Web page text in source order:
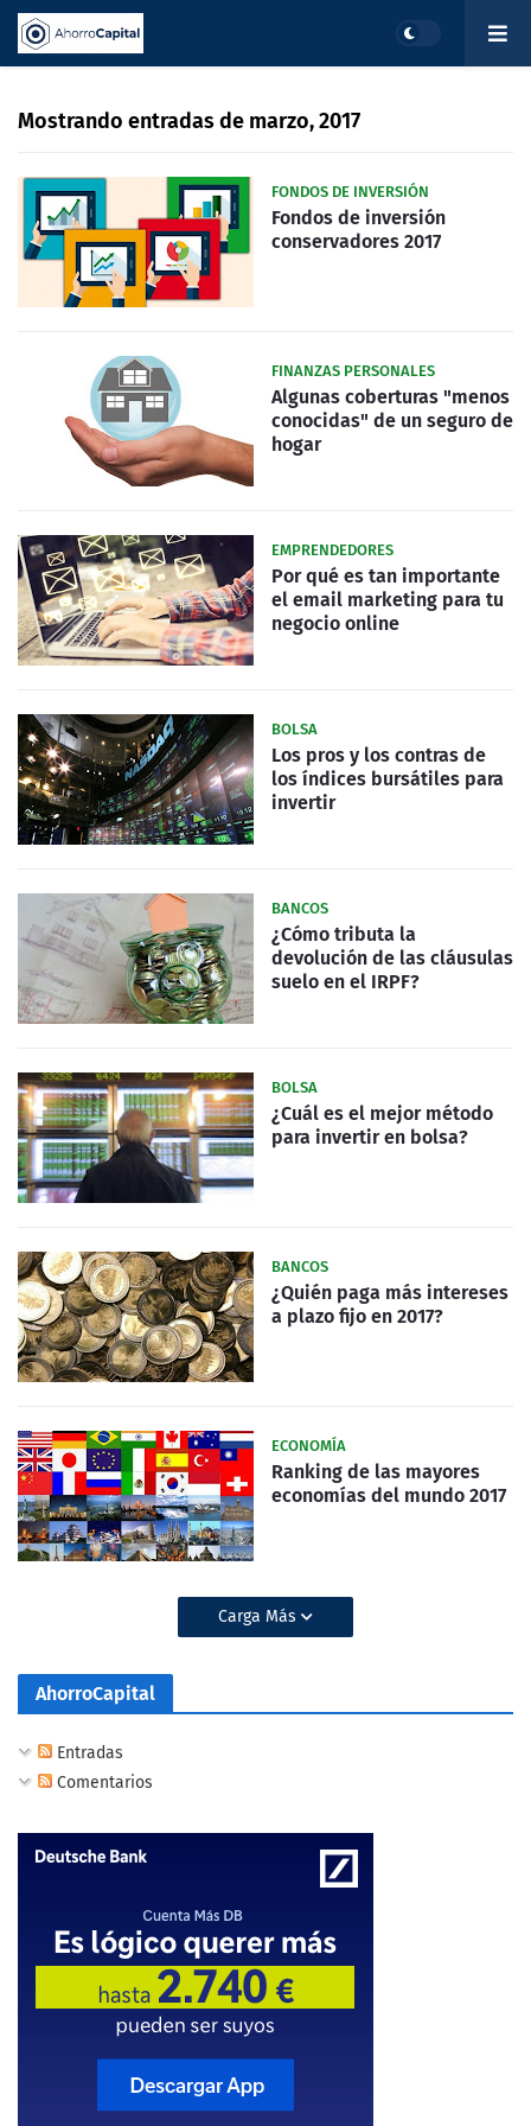
Mostrando entradas de marzo, 2017
FONDOS DE INVERSIÓN
Fondos de inversión
conservadores 2017
FINANZAS PERSONALES
Algunas coberturas "menos
conocidas" de un seguro de
hogar
EMPRENDEDORES
Por qué es tan importante
el email marketing para tu
negocio online
BOLSA
Los pros y los contras de
los índices bursátiles para
invertir
BANCOS
¿Cómo tributa la
devolución de las cláusulas
suelo en el IRPF?
BOLSA
¿Cuál es el mejor método
para invertir en bolsa?
BANCOS
¿Quién paga más intereses
a plazo fijo en 2017?
ECONOMÍA
Ranking de las mayores
economías del mundo 2017
Carga Más
AhorroCapital
Entradas
Comentarios